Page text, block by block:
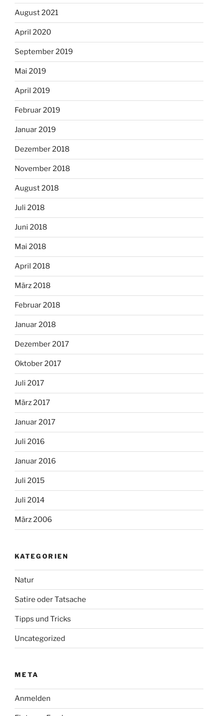
August 2021
April 2020
September 2019
Mai 2019
April 2019
Februar 2019
Januar 2019
Dezember 2018
November 2018
August 2018
Juli 2018
Juni 2018
Mai 2018
April 2018
März 2018
Februar 2018
Januar 2018
Dezember 2017
Oktober 2017
Juli 2017
März 2017
Januar 2017
Juli 2016
Januar 2016
Juli 2015
Juli 2014
März 2006
KATEGORIEN
Natur
Satire oder Tatsache
Tipps und Tricks
Uncategorized
META
Anmelden